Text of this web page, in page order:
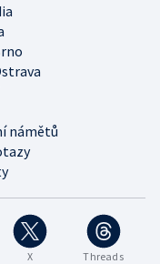
X Threads
námětů